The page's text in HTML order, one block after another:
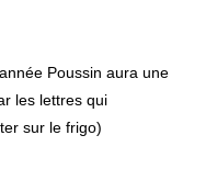
Poussin aura une
les lettres qui
sur le frigo)